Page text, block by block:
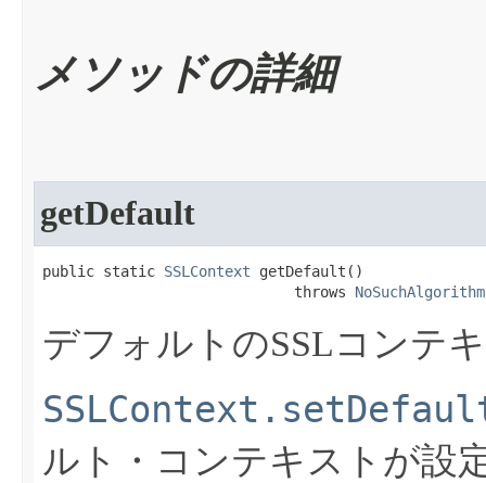
メソッドの詳細
getDefault
public static SSLContext getDefault​()
                             throws
デフォルトのSSLコンテ
ルト・コンテキストが設